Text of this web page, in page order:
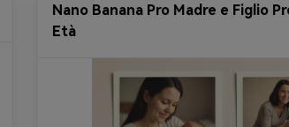
Nano Banana Pro Madre e Figlio
Età